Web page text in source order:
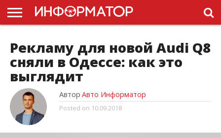
УКРАЇНИ
РЕКЛАМА
ПРОЕКТЫ
Рекламу для новой Audi Q8
сняли в Одессе: как это
выглядит
Автор Авто Информатор
Posted on 10.09.2018